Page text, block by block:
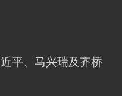
平、马兴瑞及齐桥